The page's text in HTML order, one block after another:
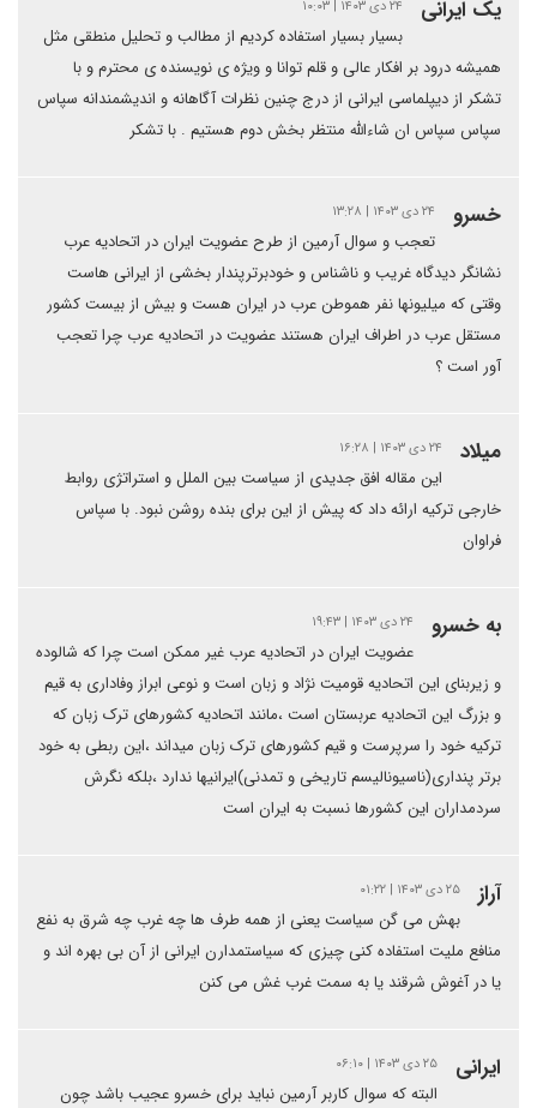
یک ایرانی ۲۴ دی ۱۴۰۳ | ۱۰:۰۳
بسیار بسیار استفاده کردیم از مطالب و تحلیل منطقی مثل
همیشه درود بر افکار عالی و قلم توانا و ویژه ی نویسنده ی محترم و با
تشکر از دیپلماسی ایرانی از درج چنین نظرات آگاهانه و اندیشمندانه سپاس
سپاس سپاس ان شاءالله منتظر بخش دوم هستیم . با تشکر
خسرو ۲۴ دی ۱۴۰۳ | ۱۳:۲۸
تعجب و سوال آرمین از طرح عضویت ایران در اتحادیه عرب
نشانگر دیدگاه غریب و ناشناس و خودبرترپندار بخشی از ایرانی هاست
وقتی که میلیونها نفر هموطن عرب در ایران هست و بیش از بیست کشور
مستقل عرب در اطراف ایران هستند عضویت در اتحادیه عرب چرا تعجب
آور است ؟
میلاد ۲۴ دی ۱۴۰۳ | ۱۶:۲۸
این مقاله افق جدیدی از سیاست بین الملل و استراتژی روابط
خارجی ترکیه ارائه داد که پیش از این برای بنده روشن نبود. با سپاس
فراوان
به خسرو ۲۴ دی ۱۴۰۳ | ۱۹:۴۳
عضویت ایران در اتحادیه عرب غیر ممکن است چرا که شالوده
و زیربنای این اتحادیه قومیت نژاد و زبان است و نوعی ابراز وفاداری به قیم
و بزرگ این اتحادیه عربستان است ،مانند اتحادیه کشورهای ترک زبان که
ترکیه خود را سرپرست و قیم کشورهای ترک زبان میداند ،این ربطی به خود
برتر پنداری(ناسیونالیسم تاریخی و تمدنی)ایرانیها ندارد ،بلکه نگرش
سردمداران این کشورها نسبت به ایران است
آراز ۲۵ دی ۱۴۰۳ | ۰۱:۲۲
بهش می گن سیاست یعنی از همه طرف ها چه غرب چه شرق به نفع
منافع ملیت استفاده کنی چیزی که سیاستمدارن ایرانی از آن بی بهره اند و
یا در آغوش شرقند یا به سمت غرب غش می کنن
ایرانی ۲۵ دی ۱۴۰۳ | ۰۶:۱۰
البته که سوال کاربر آرمین نباید برای خسرو عجیب باشد چون